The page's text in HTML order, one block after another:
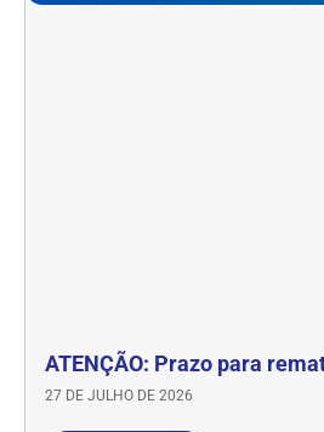
ATENÇÃO: Prazo para
27 DE JULHO DE 2026